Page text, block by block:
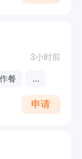
3小时前
餐 ...
申请